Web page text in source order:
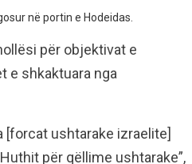
në portin e Hodeidas.
për objektivat e
e shkaktuara nga
[forcat ushtarake izraelite]
për qëllime ushtarake”,